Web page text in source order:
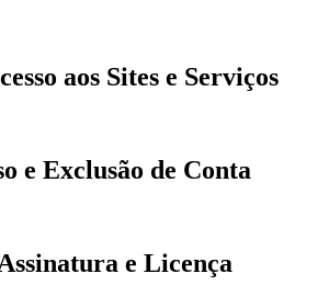
aos Sites e Serviços
e Exclusão de Conta
e Licença